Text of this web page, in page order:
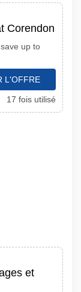
Corendon
up to
L'OFFRE
17 fois utilisé
et